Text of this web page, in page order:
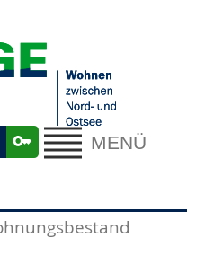
MENÜ